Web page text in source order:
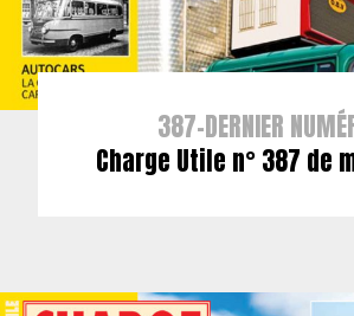
387-DERNIER
Charge Utile n° 387 de